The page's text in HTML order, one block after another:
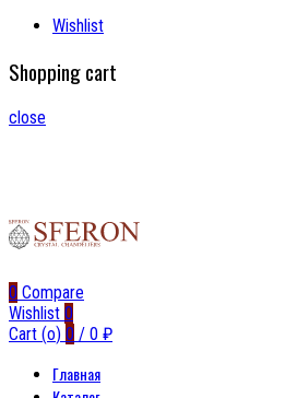
Wishlist
Shopping cart
close
0 Compare
Wishlist 0
Cart (o) 0 / 0 ₽
Главная